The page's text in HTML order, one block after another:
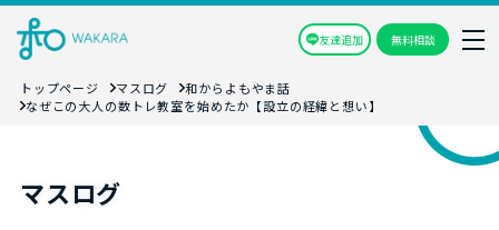
友達追加 無料相談
トップページ マスログ
和からよもやま話
なぜこの大人の数トレ教室を始めたか【設立の経緯と想い】
マスログ